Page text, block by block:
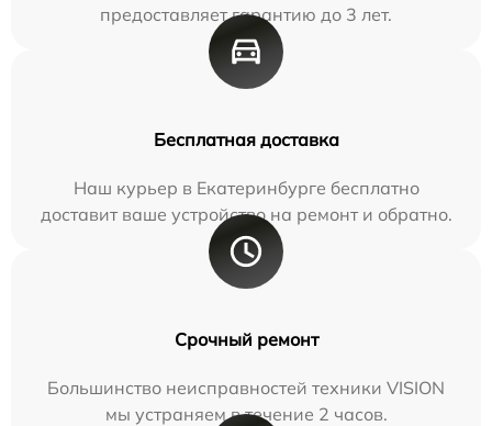
предоставляет гарантию до 3 лет.
Бесплатная доставка
Наш курьер в Екатеринбурге бесплатно
доставит ваше устройство на ремонт и обратно.
Срочный ремонт
Большинство неисправностей техники VISION
мы устраняем в течение 2 часов.